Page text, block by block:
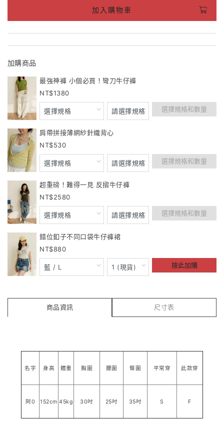
加入購物車
加購商品
最強神褲 小個必買！彎刀牛仔褲
1380
選擇規格和數量
肩帶拼接薄網紗針織背心
530
選擇規格和數量
超重磅！難得一見 反摺牛仔褲
2580
選擇規格和數量
錯位釦子不同口袋牛仔褲裙
880
按此加購
商品資訊 尺寸表
名字 身高 體重 胸圍 腰圍 臀圍 平常穿 此款穿
阿0 152cm 45kg 30吋 25吋 35吋 S F